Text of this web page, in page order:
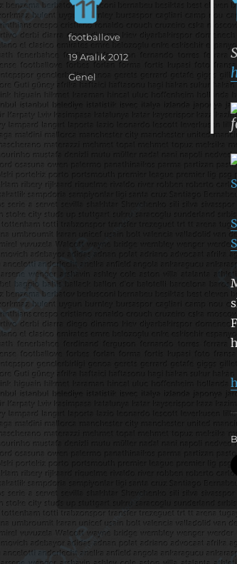
Yazar
footballove
Yayın
tarihi
19 Aralık 2012
Kategoriler
Genel